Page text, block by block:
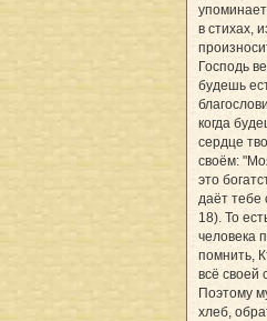
в стихах,
Господь
будешь
когда
сердце
своём:
это
даёт тебе
18). То
человека
помнить,
всё своей
Поэтому
хлеб,